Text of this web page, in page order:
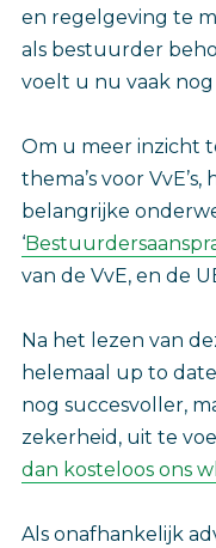
en regelgeving te
als bestuurder
voelt u nu vaak nog
Om u meer inzicht
thema’s voor
belangrijke
‘
van de VvE, en de
Na het lezen van
helemaal up to
nog succesvoller,
zekerheid, uit te
dan kosteloos ons
Als onafhankelijk